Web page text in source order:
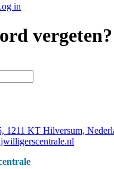
in
vergeten?
1211 KT Hilversum,